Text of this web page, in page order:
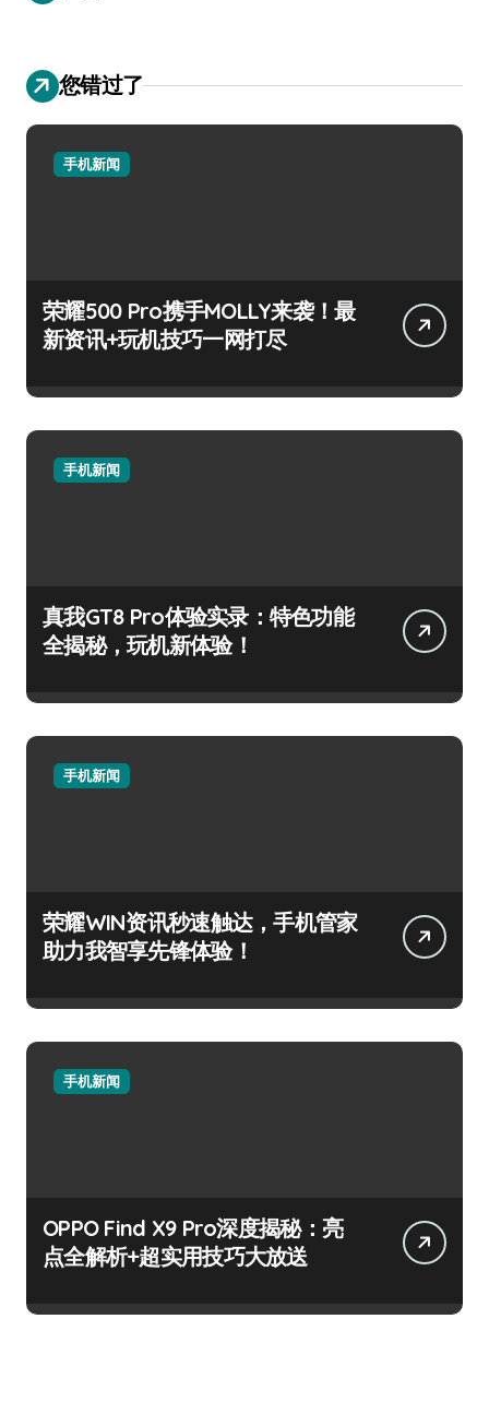
您错过了
手机新闻
荣耀500 Pro携手MOLLY来袭！最
新资讯+玩机技巧一网打尽
手机新闻
真我GT8 Pro体验实录：特色功能
全揭秘，玩机新体验！
手机新闻
荣耀WIN资讯秒速触达，手机管家
助力我智享先锋体验！
手机新闻
OPPO Find X9 Pro深度揭秘：亮
点全解析+超实用技巧大放送